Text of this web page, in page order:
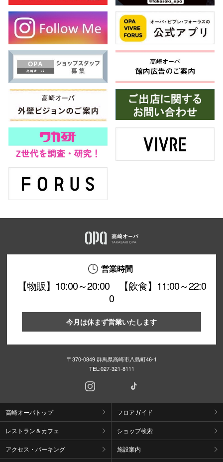
営業時間
【物販】10:00～20:00 【飲食】11:00～22:0
0
今月は休まず営業いたします
〒370-0849 群馬県高崎市八島町46-1
TEL:027-321-8111
高崎オーパトップ フロアガイド
レストラン＆カフェ ショップ検索
アクセス・パーキング 施設案内